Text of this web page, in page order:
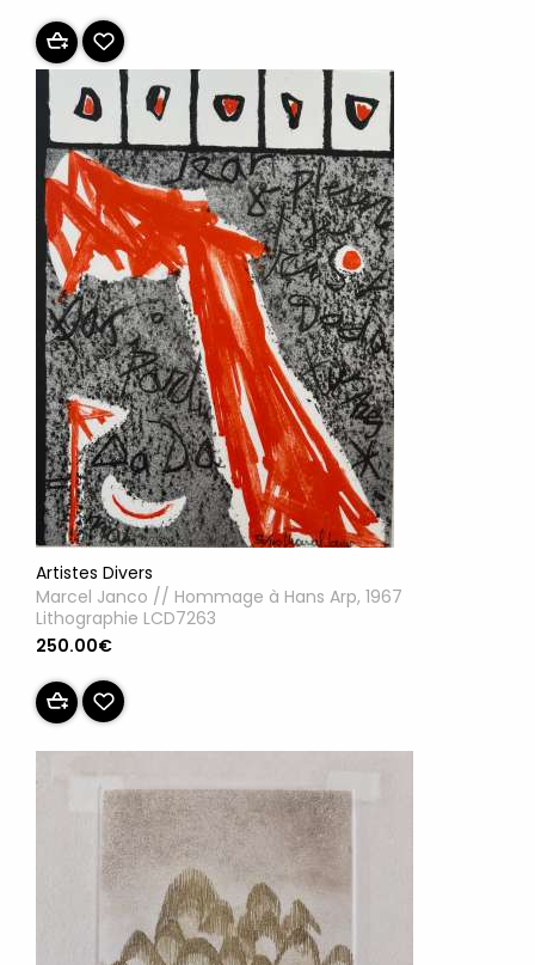
Artistes Divers
Marcel Janco // Hommage à Hans Arp, 1967
Lithographie LCD7263
250.00€